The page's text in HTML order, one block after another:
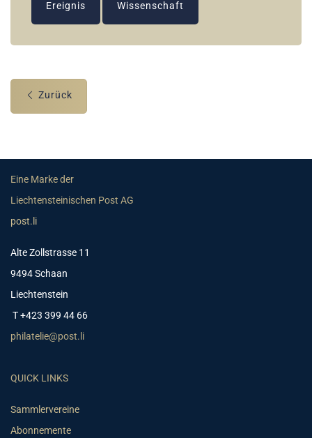
Ereignis Wissenschaft
Zurück
Eine Marke der
Liechtensteinischen Post AG
post.li
Alte Zollstrasse 11
9494 Schaan
Liechtenstein
T +423 399 44 66
philatelie@post.li
QUICK LINKS
Sammlervereine
Abonnemente